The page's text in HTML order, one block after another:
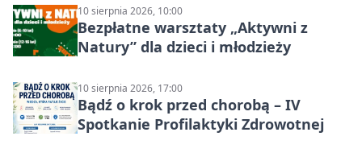
10 sierpnia 2026, 10:00
Bezpłatne warsztaty „Aktywni z
Natury” dla dzieci i młodzieży
10 sierpnia 2026, 17:00
Bądź o krok przed chorobą – IV
Spotkanie Profilaktyki Zdrowotnej